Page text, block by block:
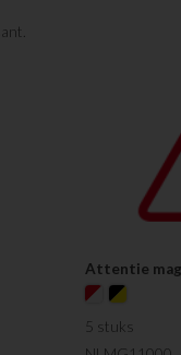
Attentie
5 stuks